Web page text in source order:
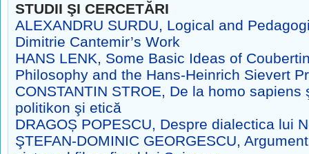
STUDII ŞI CERCETĂRI
ALEXANDRU SURDU, Logical and
Dimitrie Cantemir’s Work
HANS LENK, Some Basic Ideas of
Philosophy and the Hans-Heinrich Sievert
CONSTANTIN STROE, De la homo
politikon şi etică
DRAGOȘ POPESCU, Despre dialectica lui
ŞTEFAN-DOMINIC GEORGESCU,